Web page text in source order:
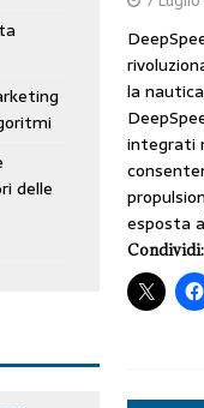
delle
la
integrati
esposta
Condividi: